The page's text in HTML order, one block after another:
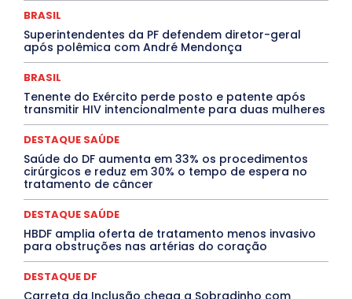
DESTAQUES OUTROS
DISTRITO FEDERAL
EDUCAÇÃO
ELEIÇÕES
EMPREGO E OPORTUNIDADES
Especial
Espírito Santo ESPORTE
ESTÁGIO
Febre Oropouche
FILMES
INTELIGÊNCIA ARTIFICIAL
INTERNACIONAL
LITERATURA
Marburg
MEIO AMBIENTE
MÚSICA
O Plantonista Opinião Oropouche
Paraíba
Paraná Pernambuco Piauí
POLÍTICA
PROCESSO SELETIVO
QUALIFICAÇÃO PROFISSIONAL
RESIDÊNCIA
Rio de Janeiro
Santa Catarina
São Paulo SARAMPO
SAÚDE
Saúde Agora
SEGURANÇA
Soltando o Verbo
TÁ FROID?
TEATRO TECNOLOGIA
TIC TAC
BRASIL
Superintendentes da PF defendem diretor-geral
após polêmica com André Mendonça
BRASIL
Tenente do Exército perde posto e patente após
transmitir HIV intencionalmente para duas mulheres
DESTAQUE SAÚDE
Saúde do DF aumenta em 33% os procedimentos
cirúrgicos e reduz em 30% o tempo de espera no
tratamento de câncer
DESTAQUE SAÚDE
HBDF amplia oferta de tratamento menos invasivo
para obstruções nas artérias do coração
DESTAQUE DF